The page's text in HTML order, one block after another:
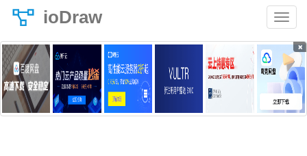
ioDraw
×